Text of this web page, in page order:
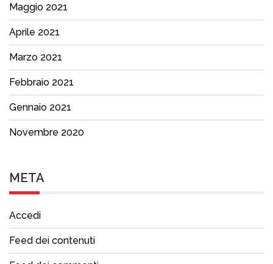
Maggio 2021
Aprile 2021
Marzo 2021
Febbraio 2021
Gennaio 2021
Novembre 2020
META
Accedi
Feed dei contenuti